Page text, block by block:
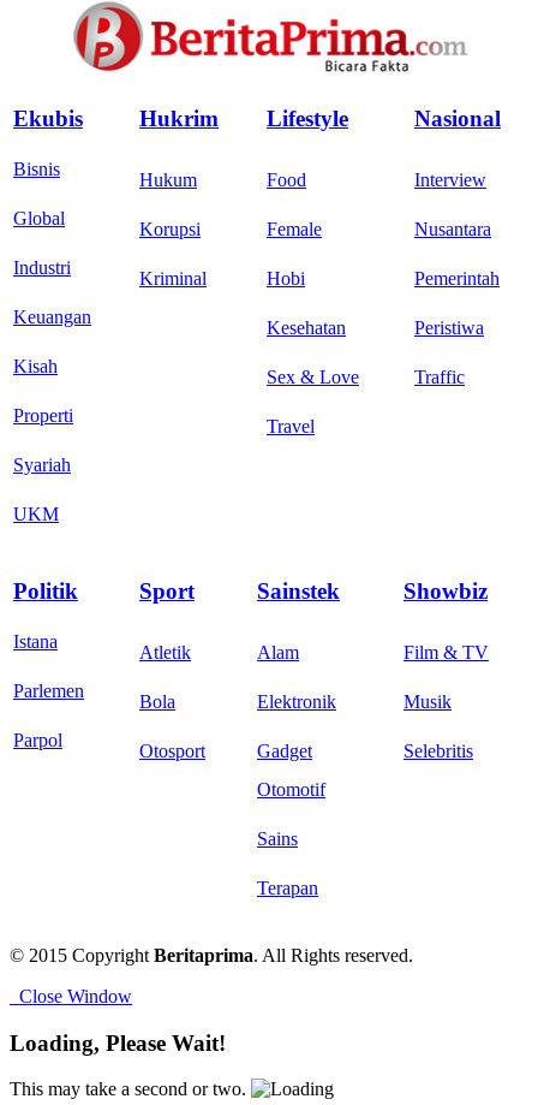
Ekubis Hukrim Lifestyle Nasional
Bisnis
Hukum Food
Interview
Global
Korupsi Female
Nusantara
Industri
Kriminal Hobi
Pemerintah
Keuangan
Kesehatan
Peristiwa
Kisah
Sex & Love
Traffic
Properti
Travel
Syariah
UKM
Politik Sport Sainstek Showbiz
Istana
Atletik Alam
Film & TV
Parlemen
Bola Elektronik
Musik
Parpol
Otosport Gadget
Selebritis
Otomotif
Sains
Terapan
© 2015 Copyright Beritaprima. All Rights reserved.
Close Window
Loading, Please Wait!
This may take a second or two.